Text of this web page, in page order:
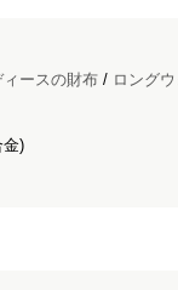
ィースの財布 / ロング
金)